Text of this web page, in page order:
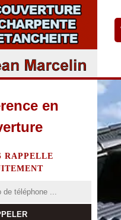
en
RAPPELLE